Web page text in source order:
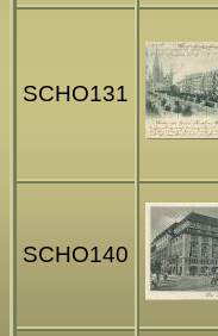
SCHO131
SCHO140